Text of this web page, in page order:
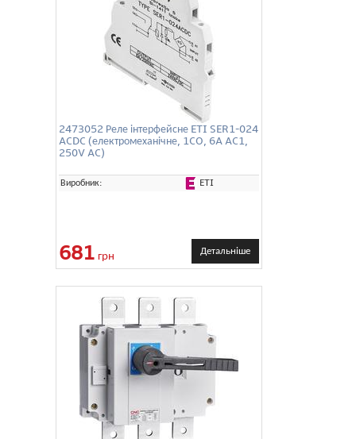
2473052 Реле інтерфейсне ETI SER1-024
ACDC (електромеханічне, 1CO, 6A AC1,
250V AC)
Виробник: ETI
681 грн Детальніше